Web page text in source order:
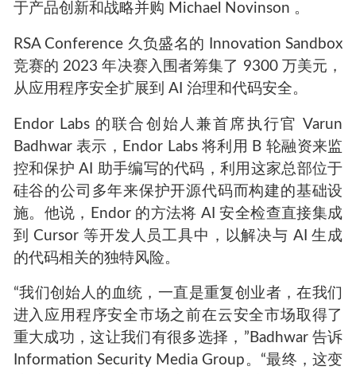
于产品创新和战略并购 Michael Novinson 。
RSA Conference 久负盛名的 Innovation Sandbox
竞赛的 2023 年决赛入围者筹集了 9300 万美元，
从应用程序安全扩展到 AI 治理和代码安全。
Endor Labs 的联合创始人兼首席执行官 Varun
Badhwar 表示，Endor Labs 将利用 B 轮融资来监
控和保护 AI 助手编写的代码，利用这家总部位于
硅谷的公司多年来保护开源代码而构建的基础设
施。他说，Endor 的方法将 AI 安全检查直接集成
到 Cursor 等开发人员工具中，以解决与 AI 生成
的代码相关的独特风险。
“我们创始人的血统，一直是重复创业者，在我们
进入应用程序安全市场之前在云安全市场取得了
重大成功，这让我们有很多选择，”Badhwar 告诉
Information Security Media Group。“最终，这变